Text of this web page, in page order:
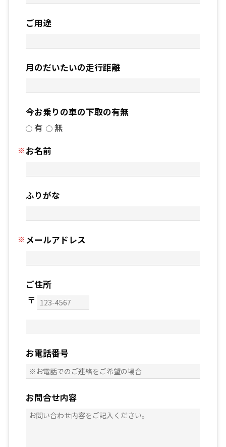
ご用途
月のだいたいの走行距離
今お乗りの車の下取の有無
有
無
お名前
ふりがな
メールアドレス
ご住所
お電話番号
お問合せ内容